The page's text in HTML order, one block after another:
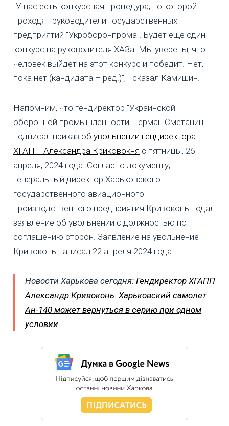
"У нас есть конкурсная процедура, по которой
проходят руководители государственных
предприятий "Укроборонпрома". Будет еще один
конкурс на руководителя ХАЗа. Мы уверены, что
человек выйдет на этот конкурс и победит. Нет,
пока нет (кандидата – ред.)", - сказал Камишин.
Напомним, что гендиректор "Украинской
оборонной промышленности" Герман Сметанин
подписал приказ об увольнении гендиректора
ХГАПП Александра Криковокня с пятницы, 26
апреля, 2024 года. Согласно документу,
генеральный директор Харьковского
государственного авиационного
производственного предприятия Кривоконь подал
заявление об увольнении с должностью по
соглашению сторон. Заявление на увольнение
Кривоконь написал 22 апреля 2024 года.
Новости Харькова сегодня: Гендиректор ХГАПП
Александр Кривоконь: Харьковский самолет
Ан-140 может вернуться в серию при одном
условии